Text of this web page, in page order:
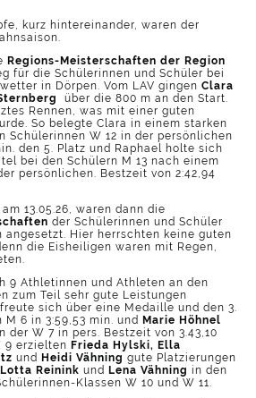
kurz hintereinander, waren der
Regions-Meisterschaften der Region
für die Schülerinnen und Schüler bei
in Dörpen. Vom LAV gingen Clara
über die 800 m an den Start.
Rennen, was mit einer guten
So belegte Clara in einem starken
Schülerinnen W 12 in der persönlichen
den 5. Platz und Raphael holte sich
bei den Schülern M 13 nach einem
persönlichen. Bestzeit von 2:42,94
13.05.26, waren dann die
der Schülerinnen und Schüler
angesetzt. Hier herrschten keine guten
die Eisheiligen waren mit Regen,
9 Athletinnen und Athleten an den
zum Teil sehr gute Leistungen
freute sich über eine Medaille und den 3.
6 in 3:59,53 min. und Marie Höhnel
der W 7 in pers. Bestzeit von 3.43,10
9 erzielten Frieda Hylski, Ella
und Heidi Vähning gute Platzierungen
Lotta Reinink und Lena Vähning in den
Klassen W 10 und W 11.